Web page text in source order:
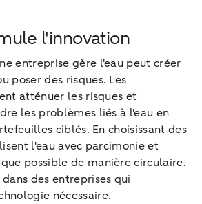
l'innovation
entreprise gère l'eau peut créer
poser des risques. Les
atténuer les risques et
les problèmes liés à l'eau en
ciblés. En choisissant des
l'eau avec parcimonie et
possible de manière circulaire.
des entreprises qui
nécessaire.